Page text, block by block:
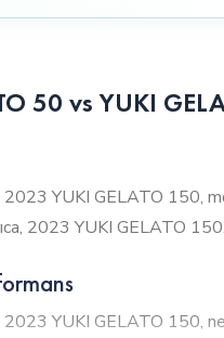
50 vs YUKI
YUKI GELATO 150,
2023 YUKI GELATO
YUKI GELATO 150,